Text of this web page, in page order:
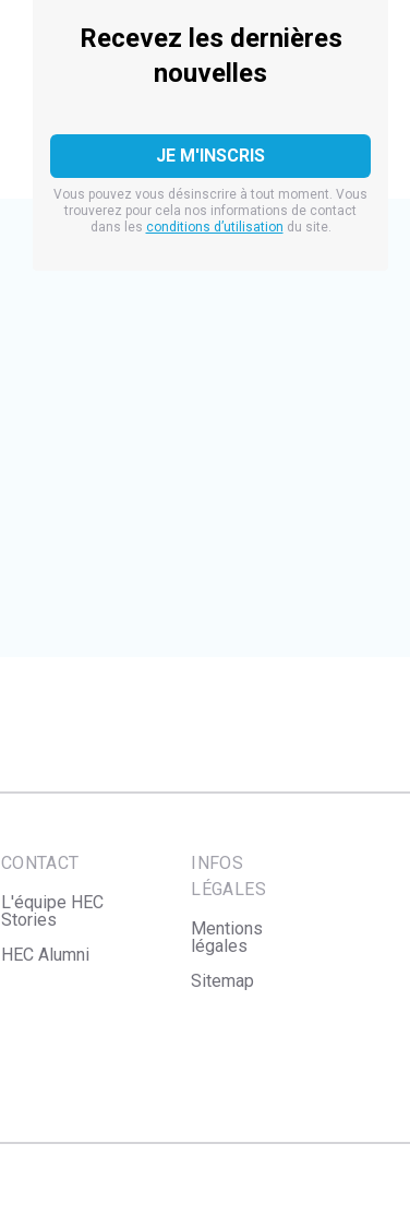
Recevez les dernières
nouvelles
Vous pouvez vous désinscrire à tout moment. Vous
trouverez pour cela nos informations de contact
dans les conditions d’utilisation du site.
CONTACT
L'équipe HEC
Stories
HEC Alumni
INFOS
LÉGALES
Mentions
légales
Sitemap